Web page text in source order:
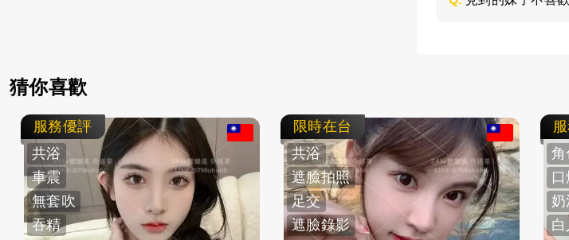
猜你喜歡
服務優評
共浴
車震
無套吹
吞精
限時在台
共浴
遮臉拍照
足交
遮臉錄影
角
口